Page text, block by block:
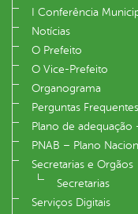
I Conferência
Notícias
O Prefeito
O Vice-Prefeito
Organograma
Perguntas Frequentes
Plano de adequação
PNAB – Plano
Secretarias e Orgãos
Secretarias
Serviços Digitais